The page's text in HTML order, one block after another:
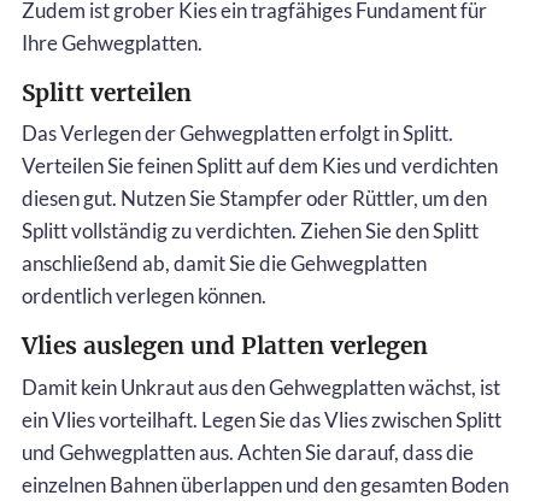
Zudem ist grober Kies ein tragfähiges Fundament für
Ihre Gehwegplatten.
Splitt verteilen
Das Verlegen der Gehwegplatten erfolgt in Splitt.
Verteilen Sie feinen Splitt auf dem Kies und verdichten
diesen gut. Nutzen Sie Stampfer oder Rüttler, um den
Splitt vollständig zu verdichten. Ziehen Sie den Splitt
anschließend ab, damit Sie die Gehwegplatten
ordentlich verlegen können.
Vlies auslegen und Platten verlegen
Damit kein Unkraut aus den Gehwegplatten wächst, ist
ein Vlies vorteilhaft. Legen Sie das Vlies zwischen Splitt
und Gehwegplatten aus. Achten Sie darauf, dass die
einzelnen Bahnen überlappen und den gesamten Boden